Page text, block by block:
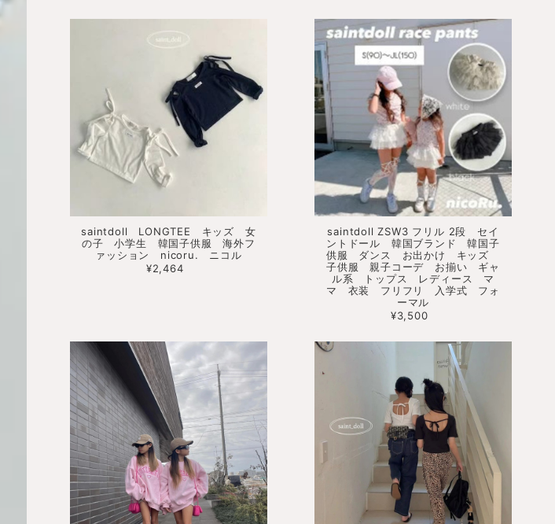
saintdoll LONGTEE キッズ 女
の子 小学生 韓国子供服 海外フ
ァッション nicoru. ニコル
¥2,464
saintdoll ZSW3 フリル 2段 セイ
ントドール 韓国ブランド 韓国子
供服 ダンス お出かけ キッズ
子供服 親子コーデ お揃い ギャ
ル系 トップス レディース マ
マ 衣装 フリフリ 入学式 フォ
ーマル
¥3,500